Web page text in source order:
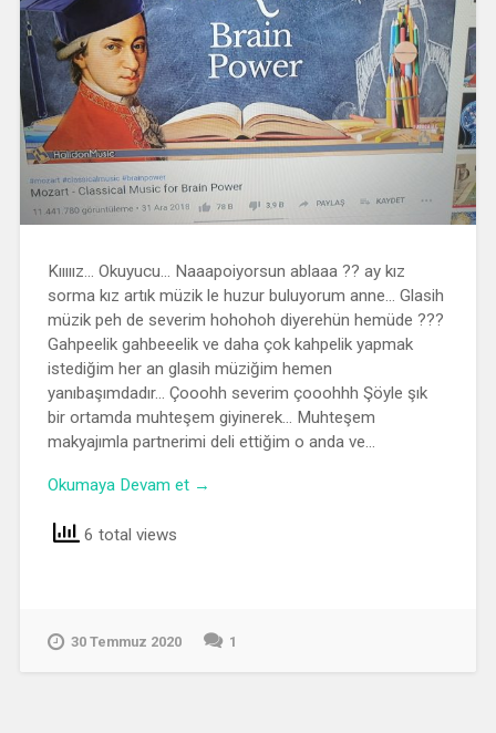
Kııııız… Okuyucu… Naaapoiyorsun ablaaa ?? ay kız
sorma kız artık müzik le huzur buluyorum anne… Glasih
müzik peh de severim hohohoh diyerehün hemüde ???
Gahpeelik gahbeeelik ve daha çok kahpelik yapmak
istediğim her an glasih müziğim hemen
yanıbaşımdadır… Çooohh severim çooohhh Şöyle şık
bir ortamda muhteşem giyinerek… Muhteşem
makyajımla partnerimi deli ettiğim o anda ve…
Okumaya Devam et →
6 total views
30 Temmuz 2020 1